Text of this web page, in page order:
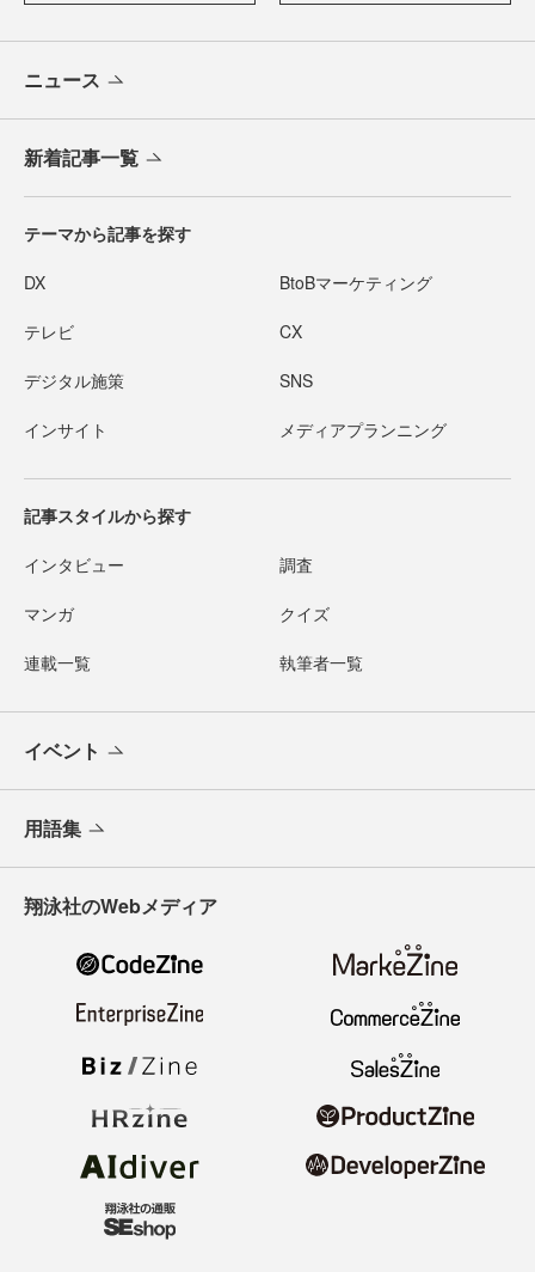
ニュース
新着記事一覧
テーマから記事を探す
DX BtoBマーケティング
テレビ CX
デジタル施策 SNS
インサイト メディアプランニング
記事スタイルから探す
インタビュー 調査
マンガ クイズ
連載一覧 執筆者一覧
イベント
用語集
翔泳社のWebメディア